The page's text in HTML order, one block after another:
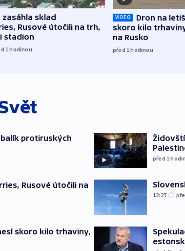
zasáhla sklad
Rusové útočili na trh,
stadion
1hodinou
VIDEO
Dron na
skoro kilo
na Rusko
před 1hodinou
protiruských
Rusové útočili na
skoro kilo trhaviny,
před 1
12:27